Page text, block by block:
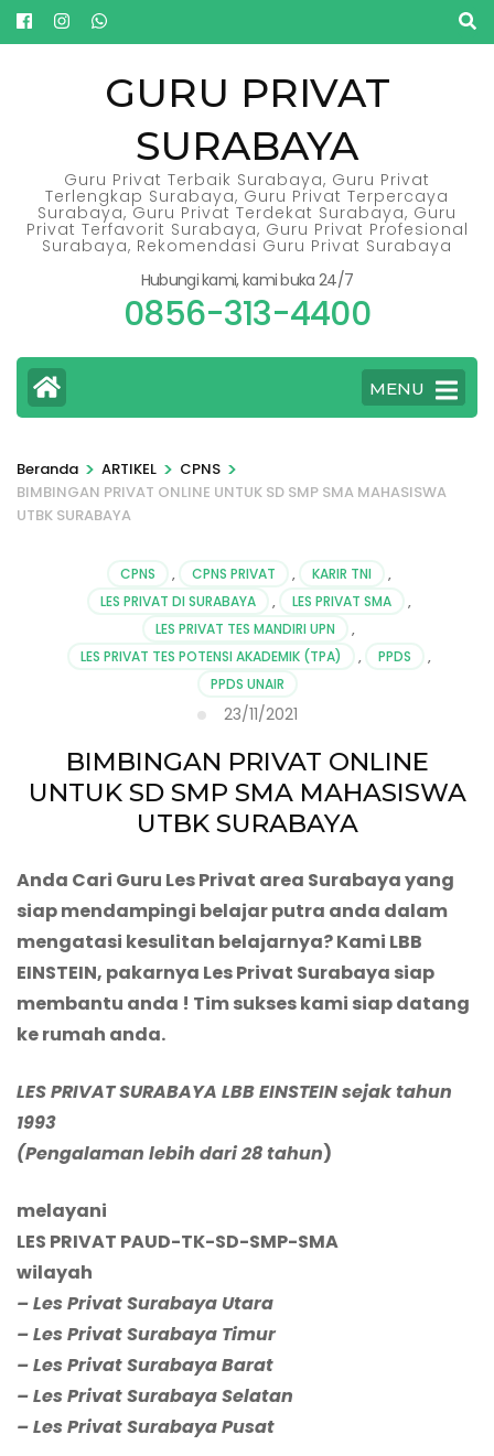
Lompat
ke
GURU PRIVAT
SURABAYA
Guru Privat Terbaik Surabaya, Guru Privat
Terlengkap Surabaya, Guru Privat Terpercaya
Surabaya, Guru Privat Terdekat Surabaya, Guru
Privat Terfavorit Surabaya, Guru Privat Profesional
Surabaya, Rekomendasi Guru Privat Surabaya
Hubungi kami, kami buka 24/7
0856-313-4400
MENU
Beranda > ARTIKEL > CPNS >
BIMBINGAN PRIVAT ONLINE UNTUK SD SMP SMA MAHASISWA
UTBK SURABAYA
CPNS , CPNS PRIVAT , KARIR TNI
,
LES PRIVAT DI SURABAYA
, LES PRIVAT SMA
,
LES PRIVAT TES MANDIRI UPN
,
LES PRIVAT TES POTENSI AKADEMIK (TPA)
, PPDS
,
PPDS UNAIR
23/11/2021
BIMBINGAN PRIVAT ONLINE
UNTUK SD SMP SMA MAHASISWA
UTBK SURABAYA
Anda Cari Guru Les Privat area Surabaya yang
siap mendampingi belajar putra anda dalam
mengatasi kesulitan belajarnya? Kami LBB
EINSTEIN, pakarnya Les Privat Surabaya siap
membantu anda ! Tim sukses kami siap datang
ke rumah anda.
LES PRIVAT SURABAYA LBB EINSTEIN sejak tahun
1993
(Pengalaman lebih dari 28 tahun)
melayani
LES PRIVAT PAUD-TK-SD-SMP-SMA
wilayah
– Les Privat Surabaya Utara
– Les Privat Surabaya Timur
– Les Privat Surabaya Barat
– Les Privat Surabaya Selatan
– Les Privat Surabaya Pusat